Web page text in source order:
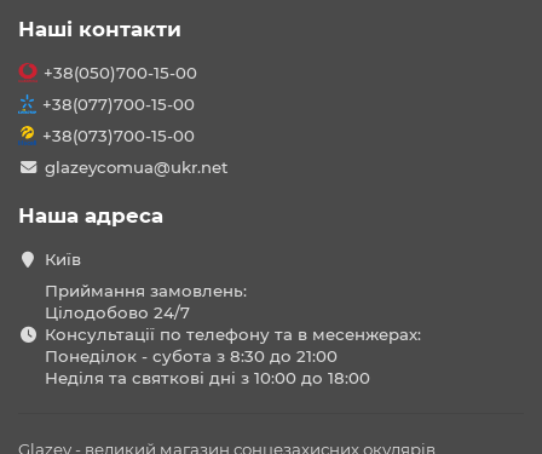
Наші контакти
+38(050)700-15-00
+38(077)700-15-00
+38(073)700-15-00
glazeycomua@ukr.net
Наша адреса
Київ
Приймання замовлень:
Цілодобово 24/7
Консультації по телефону та в месенжерах:
Понеділок - субота з 8:30 до 21:00
Неділя та святкові дні з 10:00 до 18:00
Glazey - великий магазин сонцезахисних окулярів